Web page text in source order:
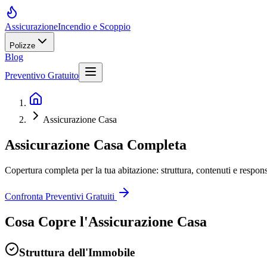
AssicurazioneIncendio e Scoppio
Polizze
Blog
Preventivo Gratuito
Assicurazione Casa
Assicurazione Casa Completa
Copertura completa per la tua abitazione: struttura, contenuti e
Confronta Preventivi Gratuiti
Cosa Copre l'Assicurazione Casa
Struttura dell'Immobile